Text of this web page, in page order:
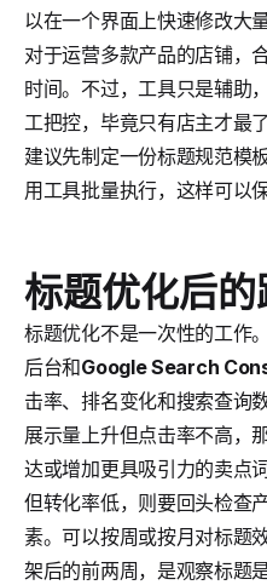
以在一个界面上快速修改大
对于运营多款产品的店铺，
时间。不过，工具只是辅助
工把控，毕竟只有店主才最
建议先制定一份标题规范模
用工具批量执行，这样可以
标题优化后
标题优化不是一次性的工作
后台和Google Search
击率、排名变化和搜索查询
展示量上升但点击率不高，
达或增加更具吸引力的卖点
但转化率低，则要回头检查
素。可以按周或按月对标题
架后的前两周，是观察标题